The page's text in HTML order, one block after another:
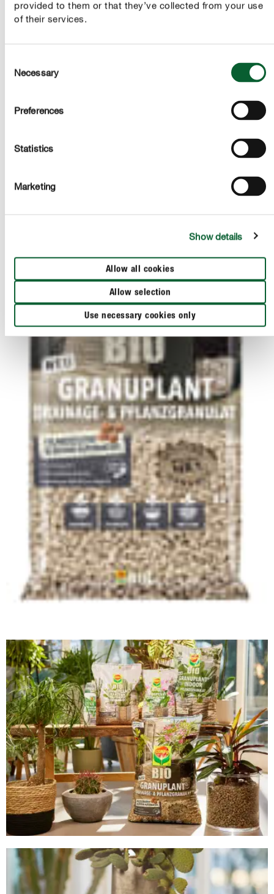
provided to them or that they’ve collected from your use
of their services.
Selection
Necessary
Preferences
Statistics
Marketing
Show details
Allow all cookies
Allow selection
Use necessary cookies only